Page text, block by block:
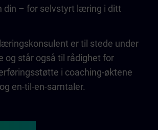
din – for selvstyrt læring i ditt
er til stede under
og står også til rådighet for
i coaching-øktene
en-til-en-samtaler.